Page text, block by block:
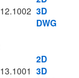
12.1002 3D
DWG
13.1001
2D
3D